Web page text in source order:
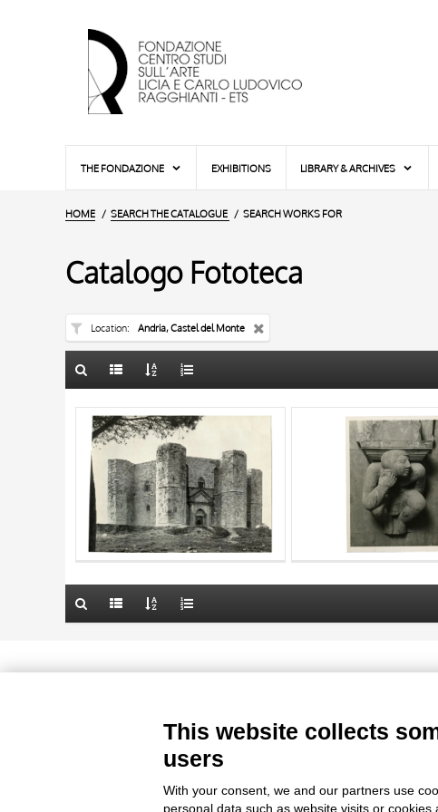
THE FONDAZIONE EXHIBITIONS LIBRARY & ARCHIVES
HOME SEARCH THE CATALOGUE SEARCH WORKS FOR
Catalogo Fototeca
Location Andria, Castel del Monte
AUTHOR
OBJECT
LOCATION
DATE
10 RESULTS
20 RESULTS
TITLE
AUTHOR
OBJECT
LOCATION
DATE
10 RESULTS
20 RESULTS
Le immagini e le foto presenti in questo sito sono soggette alle norme
This website collects
users
With your consent, we and our partners use
personal data such as website visits or